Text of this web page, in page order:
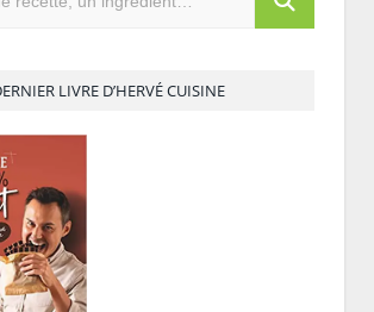
LIVRE D’HERVÉ CUISINE